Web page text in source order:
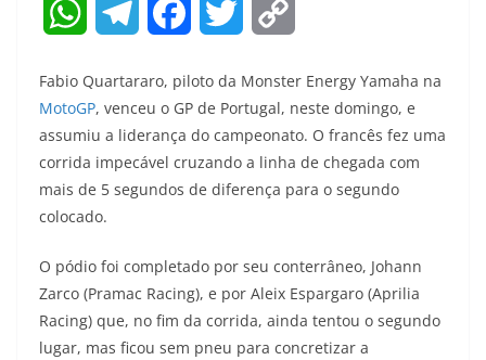
W
a
t
s
A
p
p
l
e
g
a
m
c
e
b
o
k
i
t
t
r
p
y
L
n
k
Fabio Quartararo, piloto da Monster Energy Yamaha na
MotoGP, venceu o GP de Portugal, neste domingo, e
assumiu a liderança do campeonato. O francês fez uma
corrida impecável cruzando a linha de chegada com
mais de 5 segundos de diferença para o segundo
colocado.
O pódio foi completado por seu conterrâneo, Johann
Zarco (Pramac Racing), e por Aleix Espargaro (Aprilia
Racing) que, no fim da corrida, ainda tentou o segundo
lugar, mas ficou sem pneu para concretizar a